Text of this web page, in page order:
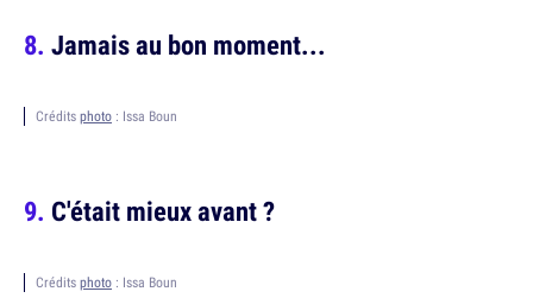
Jamais au bon moment...
Crédits photo : Issa Boun
C'était mieux avant ?
Crédits photo : Issa Boun